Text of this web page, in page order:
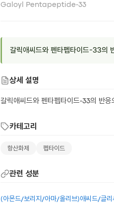
Galoyl Pentapeptide-33
갈릭애씨드와 펜타펩타이드-33의
상세 설명
갈릭애씨드와 펜타펩타이드-33의 반
카테고리
항산화제 펩타이드
관련 성분
(아몬드/보리지/아마/올리브)애씨드/글리